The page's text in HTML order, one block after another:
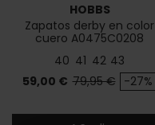
HOBBS
Zapatos derby en color
cuero A0475C0208
40 41 42 43
Precio
59,00 € Precio base
79,95 € -27%